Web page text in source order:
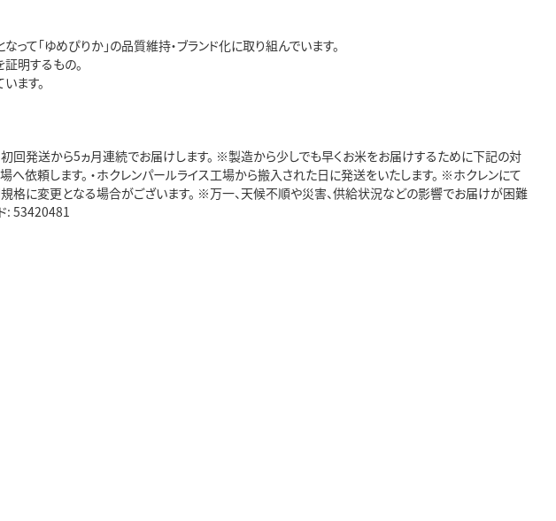
て「ゆめぴりか」の品質維持・ブランド化に取り組んでいます。
明するもの。
ます。
回発送から5ヵ月連続でお届けします。 ※製造から少しでも早くお米をお届けするために下記の対
へ依頼します。 ・ホクレンパールライス工場から搬入された日に発送をいたします。 ※ホクレンにて
格に変更となる場合がございます。 ※万一、天候不順や災害、供給状況などの影響でお届けが困難
: 53420481